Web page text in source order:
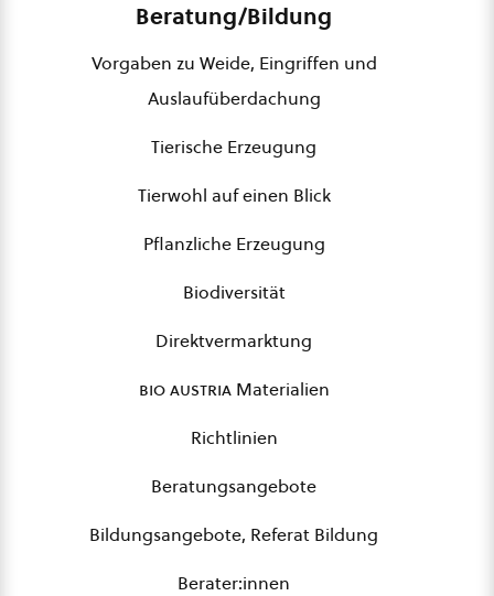
Beratung/Bildung
Vorgaben zu Weide, Eingriffen und
Auslaufüberdachung
Tierische Erzeugung
Tierwohl auf einen Blick
Pflanzliche Erzeugung
Biodiversität
Direktvermarktung
bio austriaMaterialien
Richtlinien
Beratungsangebote
Bildungsangebote, Referat Bildung
Berater:innen